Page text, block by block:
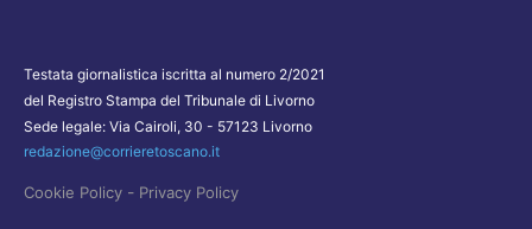
Testata giornalistica iscritta al numero 2/2021
del Registro Stampa del Tribunale di Livorno
Sede legale: Via Cairoli, 30 - 57123 Livorno
redazione@corrieretoscano.it
Cookie Policy - Privacy Policy